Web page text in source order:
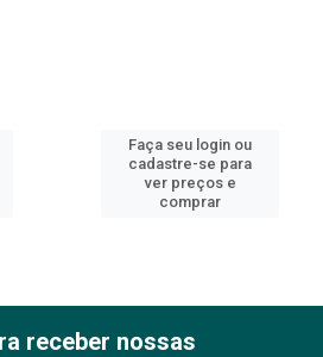
Faça seu login ou
cadastre-se para
ver preços e
comprar
receber nossas